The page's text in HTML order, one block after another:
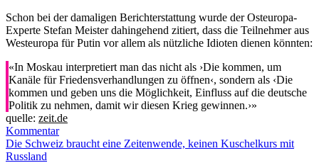
Schon bei der damaligen Berichterstattung wurde der Osteuropa-
Experte Stefan Meister dahingehend zitiert, dass die Teilnehmer aus
Westeuropa für Putin vor allem als nützliche Idioten dienen könnten:
«In Moskau interpretiert man das nicht als ›Die kommen, um
Kanäle für Friedensverhandlungen zu öffnen‹, sondern als ‹Die
kommen und geben uns die Möglichkeit, Einfluss auf die deutsche
Politik zu nehmen, damit wir diesen Krieg gewinnen.›»
quelle: zeit.de
Kommentar
Die Schweiz braucht eine Zeitenwende, keinen Kuschelkurs mit
Russland